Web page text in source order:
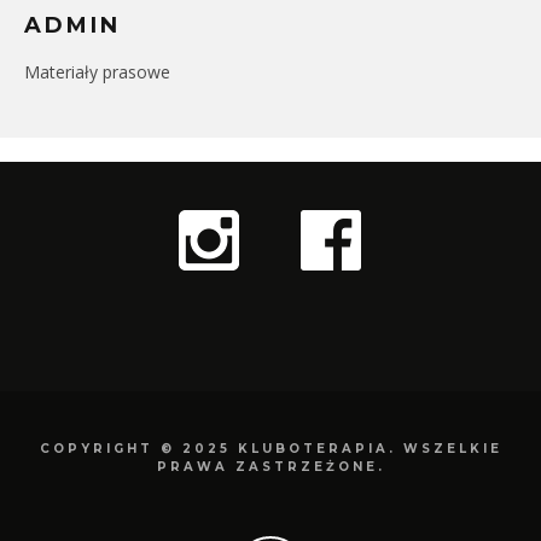
ADMIN
Materiały prasowe
COPYRIGHT © 2025 KLUBOTERAPIA. WSZELKIE
PRAWA ZASTRZEŻONE.